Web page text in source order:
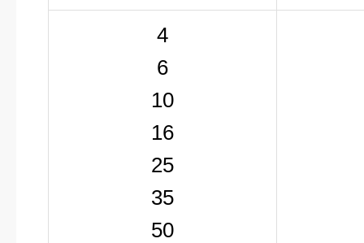
4
6
10
16
25
35
50